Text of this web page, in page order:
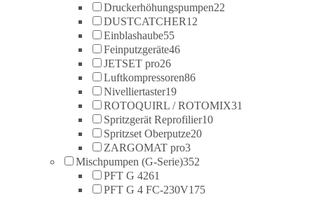
Druckerhöhungspumpen22
DUSTCATCHER12
Einblashaube55
Feinputzgeräte46
JETSET pro26
Luftkompressoren86
Nivelliertaster19
ROTOQUIRL / ROTOMIX31
Spritzgerät Reprofilier10
Spritzset Oberputze20
ZARGOMAT pro3
Mischpumpen (G-Serie)352
PFT G 4261
PFT G 4 FC-230V175